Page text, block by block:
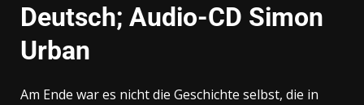
Deutsch; Audio-CD Simon
Urban
Am Ende war es nicht die Geschichte selbst, die in